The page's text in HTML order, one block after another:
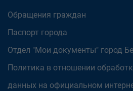
Обращения граждан
Паспорт города
Отдел "Мои документы" город
Политика в отношении
данных на официальном